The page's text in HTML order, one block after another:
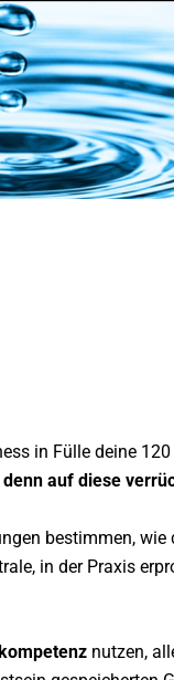
in Fülle deine
auf diese
bestimmen,
in der Praxis
nutzen,